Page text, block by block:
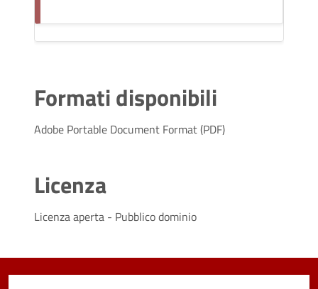
Formati disponibili
Adobe Portable Document Format (PDF)
Licenza
Licenza aperta - Pubblico dominio